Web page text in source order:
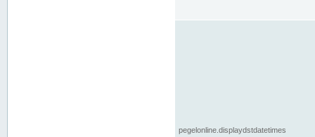
pegelonline.displaydstdatetimes